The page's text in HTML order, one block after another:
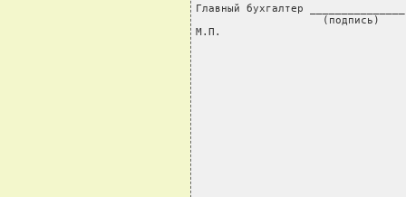
Главный бухгалтер
                    (подпись)
М.П.